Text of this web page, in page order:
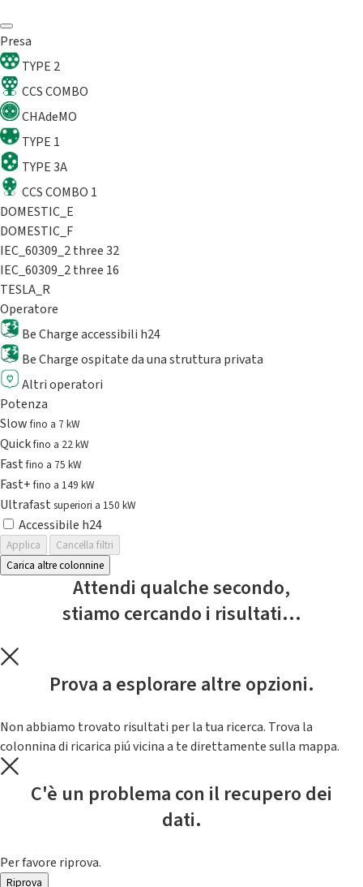
Presa
TYPE 2
CCS COMBO
CHAdeMO
TYPE 1
TYPE 3A
CCS COMBO 1
DOMESTIC_E
DOMESTIC_F
IEC_60309_2 three 32
IEC_60309_2 three 16
TESLA_R
Operatore
Be Charge accessibili h24
Be Charge ospitate da una struttura privata
Altri operatori
Potenza
Slowfino a 7 kW
Quickfino a 22 kW
Fastfino a 75 kW
Fast+fino a 149 kW
Ultrafast superiori a 150 kW
Accessibile h24
Applica
Cancella filtri
Carica altre colonnine
Attendi qualche secondo,
stiamo cercando i risultati...
Prova a esplorare altre opzioni.
Non abbiamo trovato risultati per la tua ricerca. Trova la
colonnina di ricarica piú vicina a te direttamente sulla mappa.
C'è un problema con il recupero dei
dati.
Per favore riprova.
Riprova